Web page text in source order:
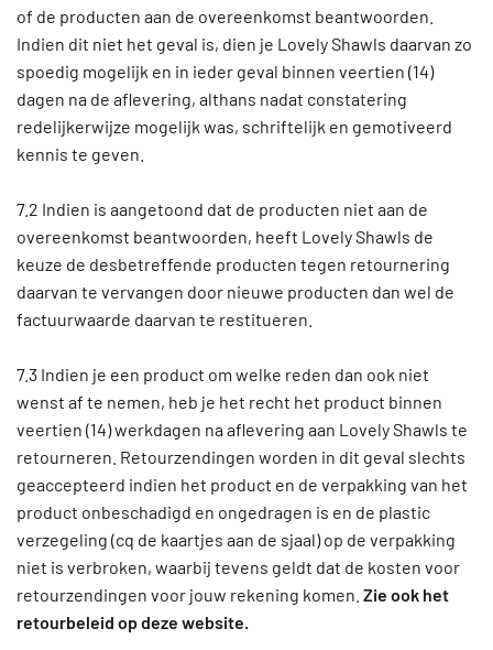
of de producten aan de overeenkomst beantwoorden.
Indien dit niet het geval is, dien je Lovely Shawls daarvan zo
spoedig mogelijk en in ieder geval binnen veertien (14)
dagen na de aflevering, althans nadat constatering
redelijkerwijze mogelijk was, schriftelijk en gemotiveerd
kennis te geven.
7.2 Indien is aangetoond dat de producten niet aan de
overeenkomst beantwoorden, heeft Lovely Shawls de
keuze de desbetreffende producten tegen retournering
daarvan te vervangen door nieuwe producten dan wel de
factuurwaarde daarvan te restitueren.
7.3 Indien je een product om welke reden dan ook niet
wenst af te nemen, heb je het recht het product binnen
veertien (14) werkdagen na aflevering aan Lovely Shawls te
retourneren. Retourzendingen worden in dit geval slechts
geaccepteerd indien het product en de verpakking van het
product onbeschadigd en ongedragen is en de plastic
verzegeling (cq de kaartjes aan de sjaal) op de verpakking
niet is verbroken, waarbij tevens geldt dat de kosten voor
retourzendingen voor jouw rekening komen. Zie ook het
retourbeleid op deze website.